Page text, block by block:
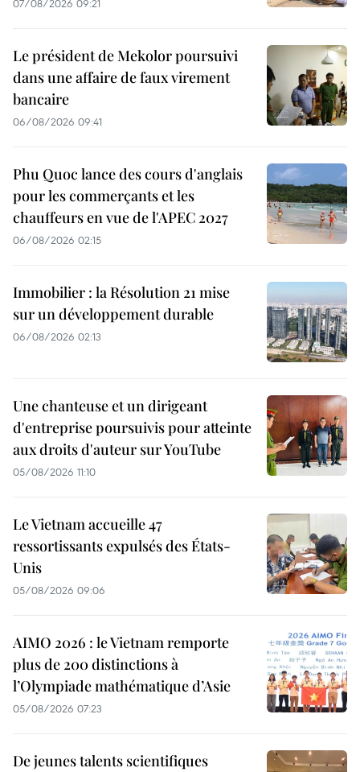
07/08/2026 09:21
Le président de Mekolor poursuivi
dans une affaire de faux virement
bancaire
06/08/2026 09:41
Phu Quoc lance des cours d'anglais
pour les commerçants et les
chauffeurs en vue de l'APEC 2027
06/08/2026 02:15
Immobilier : la Résolution 21 mise
sur un développement durable
06/08/2026 02:13
Une chanteuse et un dirigeant
d'entreprise poursuivis pour atteinte
aux droits d'auteur sur YouTube
05/08/2026 11:10
Le Vietnam accueille 47
ressortissants expulsés des États-
Unis
05/08/2026 09:06
AIMO 2026 : le Vietnam remporte
plus de 200 distinctions à
l’Olympiade mathématique d’Asie
05/08/2026 07:23
De jeunes talents scientifiques